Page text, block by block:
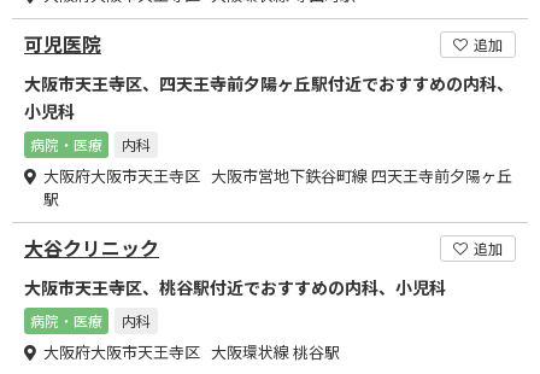
可児医院 追加
大阪市天王寺区、四天王寺前夕陽ヶ丘駅付近でおすすめの内科、
小児科
病院・医療 内科
大阪府大阪市天王寺区 大阪市営地下鉄谷町線 四天王寺前夕陽ヶ丘
駅
大谷クリニック 追加
大阪市天王寺区、桃谷駅付近でおすすめの内科、小児科
病院・医療 内科
大阪府大阪市天王寺区 大阪環状線 桃谷駅